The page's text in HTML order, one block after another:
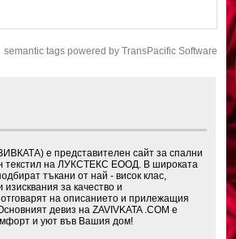
semantic tags powered by TransPacific Software
е представителен сайт за спални
текстил на ЛУКСТЕКС ЕООД. В широката
тъкани от най - висок клас,
за качество и
на описанието и прилежащия
девиз на ZAVIVKATA .COM е
и уют във Вашия дом!